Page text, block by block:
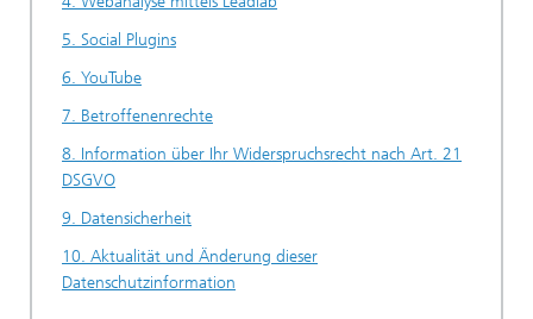
5. Social Plugins
6. YouTube
7. Betroffenenrechte
8. Information über Ihr Widerspruchsrecht nach Art. 21
DSGVO
9. Datensicherheit
10. Aktualität und Änderung dieser
Datenschutzinformation